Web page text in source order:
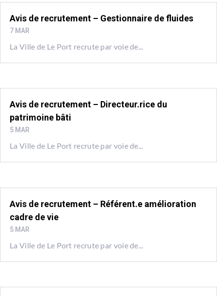
Avis de recrutement – Gestionnaire de fluides
7 MAR
La Ville de Le Port recrute par voie de...
Avis de recrutement – Directeur.rice du
patrimoine bâti
5 MAR
La Ville de Le Port recrute par voie de...
Avis de recrutement – Référent.e amélioration
cadre de vie
5 MAR
La Ville de Le Port recrute par voie de...